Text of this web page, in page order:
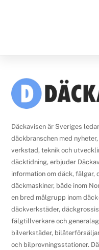
Däckavisen är Sveriges
däckbranschen med
verkstad, teknik och
däcktidning, erbjuder
information om däck,
däckmaskiner, både inom
en bred målgrupp inom
däckverkstäder,
fälgtillverkare och
bilverkstäder,
och bilprovningsstationer.